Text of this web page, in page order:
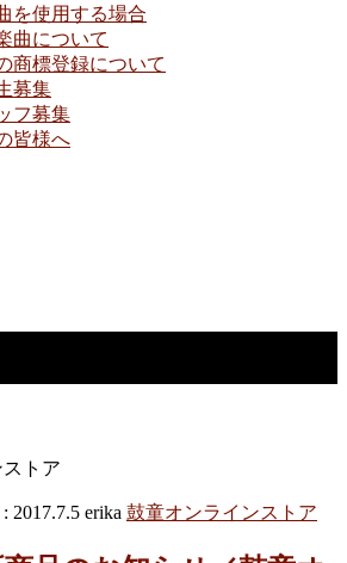
を使用する場合
曲について
商標登録について
募集
フ募集
皆様へ
トア
2017.7.5 erika 鼓童オンラインストア